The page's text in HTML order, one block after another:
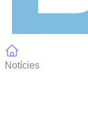
Notícies